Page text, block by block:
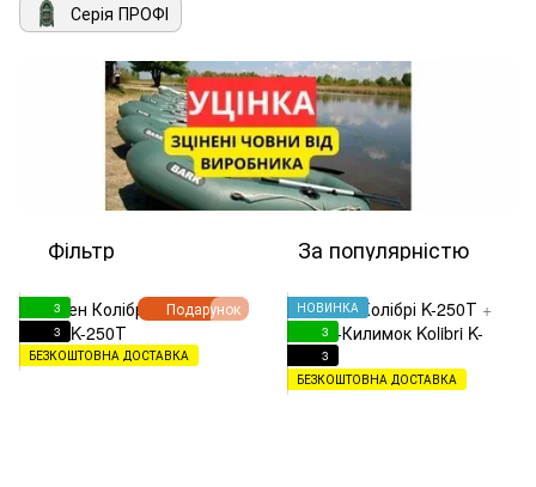
Серія ПРОФІ
Фільтр За популярністю
Подарунок
3
3
БЕЗКОШТОВНА ДОСТАВКА
НОВИНКА
3
3
БЕЗКОШТОВНА ДОСТАВКА